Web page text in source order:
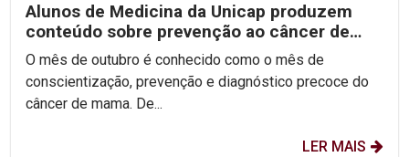
Alunos de Medicina da Unicap produzem
conteúdo sobre prevenção ao câncer de
mama utilizando a...
O mês de outubro é conhecido como o mês de
conscientização, prevenção e diagnóstico precoce do
câncer de mama. De...
LER MAIS